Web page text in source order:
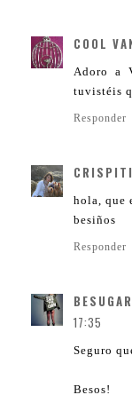
COOL
Adoro a
tuvistéis
Responder
hola, que
besiños
Responder
17:35
Seguro
Besos!